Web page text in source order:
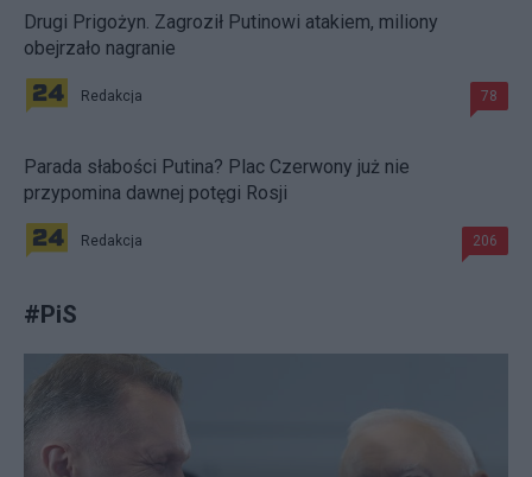
Drugi Prigożyn. Zagroził Putinowi atakiem, miliony
obejrzało nagranie
Redakcja 78
Parada słabości Putina? Plac Czerwony już nie
przypomina dawnej potęgi Rosji
Redakcja 206
#PiS